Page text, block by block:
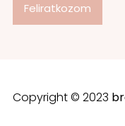
Feliratkozom
Copyright © 2023